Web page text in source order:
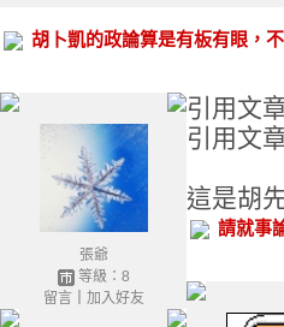
胡卜凱的政論算是有板有眼，
張爺
等級：8
留言｜ 加入好友
引用文
引用文
這是胡
請就事